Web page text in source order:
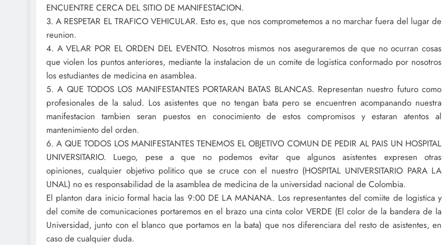
ENCUENTRE CERCA DEL SITIO DE MANIFESTACION.
3. A RESPETAR EL TRAFICO VEHICULAR. Esto es, que nos comprometemos a no marchar fuera del lugar de
reunion.
4. A VELAR POR EL ORDEN DEL EVENTO. Nosotros mismos nos aseguraremos de que no ocurran cosas
que violen los puntos anteriores, mediante la instalacion de un comite de logistica conformado por nosotros
los estudiantes de medicina en asamblea.
5. A QUE TODOS LOS MANIFESTANTES PORTARAN BATAS BLANCAS. Representan nuestro futuro como
profesionales de la salud. Los asistentes que no tengan bata pero se encuentren acompanando nuestra
manifestacion tambien seran puestos en conocimiento de estos compromisos y estaran atentos al
mantenimiento del orden.
6. A QUE TODOS LOS MANIFESTANTES TENEMOS EL OBJETIVO COMUN DE PEDIR AL PAIS UN HOSPITAL
UNIVERSITARIO. Luego, pese a que no podemos evitar que algunos asistentes expresen otras
opiniones, cualquier objetivo politico que se cruce con el nuestro (HOSPITAL UNIVERSITARIO PARA LA
UNAL) no es responsabilidad de la asamblea de medicina de la universidad nacional de Colombia.
El planton dara inicio formal hacia las 9:00 DE LA MANANA. Los representantes del comiite de logistica y
del comite de comunicaciones portaremos en el brazo una cinta color VERDE (El color de la bandera de la
Universidad, junto con el blanco que portamos en la bata) que nos diferenciara del resto de asistentes, en
caso de cualquier duda.